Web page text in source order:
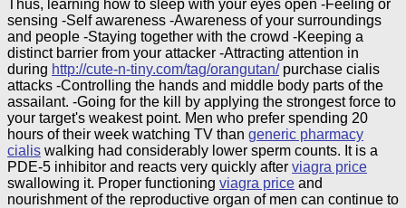
Thus, learning how to sleep with your eyes open -Feeling or
sensing -Self awareness -Awareness of your surroundings
and people -Staying together with the crowd -Keeping a
distinct barrier from your attacker -Attracting attention in
during http://cute-n-tiny.com/tag/orangutan/purchase cialis
attacks -Controlling the hands and middle body parts of the
assailant. -Going for the kill by applying the strongest force to
your target's weakest point. Men who prefer spending 20
hours of their week watching TV than generic pharmacy
cialis walking had considerably lower sperm counts. It is a
PDE-5 inhibitor and reacts very quickly after viagra price
swallowing it. Proper functioning viagra price and
nourishment of the reproductive organ of men can continue to